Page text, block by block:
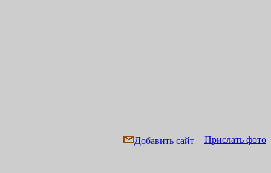
Прислать фото
Добавить сайт